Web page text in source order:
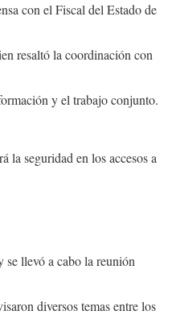
con el Fiscal del Estado de
resaltó la coordinación con
y el trabajo conjunto.
la seguridad en los accesos a
se llevó a cabo la reunión
diversos temas entre los